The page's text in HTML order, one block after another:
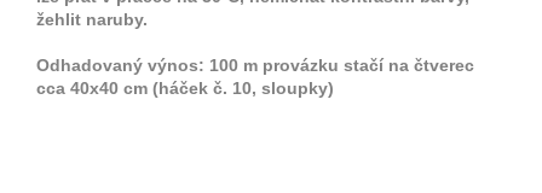
žehlit naruby.
Odhadovaný výnos: 100 m provázku stačí na čtverec
cca 40x40 cm (háček č. 10, sloupky)